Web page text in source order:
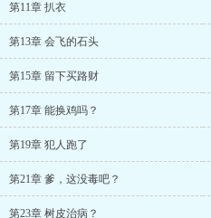
第11章 扒衣
第13章 会飞的石头
第15章 留下买路财
第17章 能换鸡吗？
第19章 犯人跑了
第21章 爹，这没毒吧？
第23章 树皮治病？